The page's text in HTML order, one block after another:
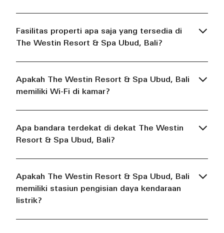
Fasilitas properti apa saja yang tersedia di
The Westin Resort & Spa Ubud, Bali?
Apakah The Westin Resort & Spa Ubud, Bali
memiliki Wi-Fi di kamar?
Apa bandara terdekat di dekat The Westin
Resort & Spa Ubud, Bali?
Apakah The Westin Resort & Spa Ubud, Bali
memiliki stasiun pengisian daya kendaraan
listrik?